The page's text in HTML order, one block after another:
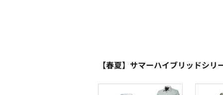
【春夏】サマーハイブリッドシリ